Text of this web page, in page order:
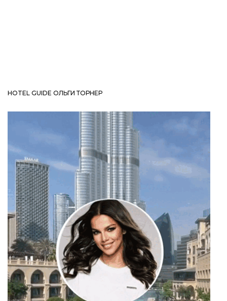
HOTEL GUIDE ОЛЬГИ ТОРНЕР